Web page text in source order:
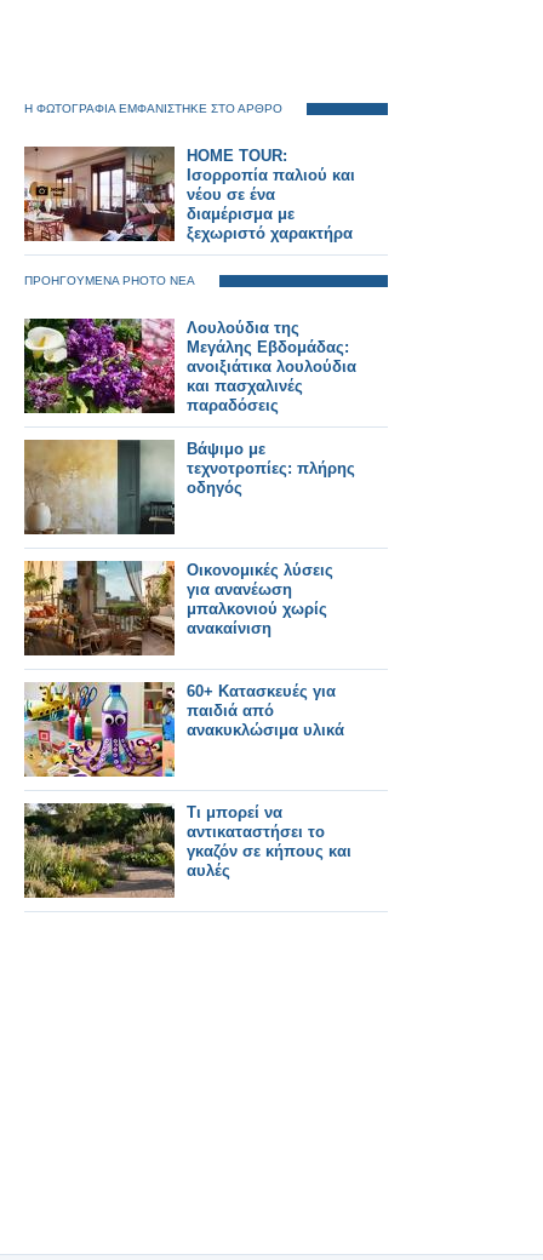
Η ΦΩΤΟΓΡΑΦΙΑ ΕΜΦΑΝΙΣΤΗΚΕ ΣΤΟ ΑΡΘΡΟ
HOME TOUR:
Ισορροπία παλιού και
νέου σε ένα
διαμέρισμα με
ξεχωριστό χαρακτήρα
ΠΡΟΗΓΟΥΜΕΝΑ PHOTO ΝΕΑ
Λουλούδια της
Μεγάλης Εβδομάδας:
ανοιξιάτικα λουλούδια
και πασχαλινές
παραδόσεις
Βάψιμο με
τεχνοτροπίες: πλήρης
οδηγός
Οικονομικές λύσεις
για ανανέωση
μπαλκονιού χωρίς
ανακαίνιση
60+ Κατασκευές για
παιδιά από
ανακυκλώσιμα υλικά
Τι μπορεί να
αντικαταστήσει το
γκαζόν σε κήπους και
αυλές